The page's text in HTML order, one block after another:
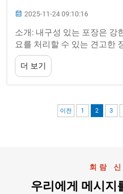
2025-11-24 09:10:16
소개: 내구성 있는 포장은 강
요를 처리할 수 있는 견고한
일 두꺼운 골판지를 다뤄야
고 있다면, 기본 모델을 넘어
니다....
더 보기
이전 1 2 3
회람 신
우리에게 메시지